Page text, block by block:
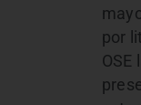
por
OSE